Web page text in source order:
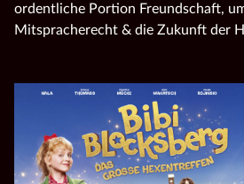
ordentliche Portion Freundschaft,
Mitspracherecht & die Zukunft der